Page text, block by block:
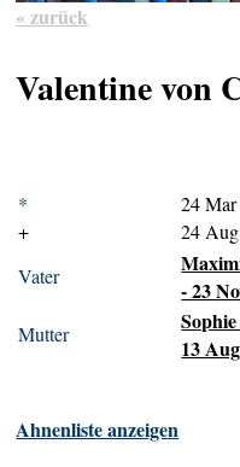
« zurück
Valentine von
*
24
+
24
Vater
- 23
Mutter
13
Ahnenliste anzeigen